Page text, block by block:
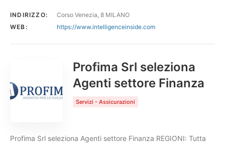
INDIRIZZO:
Corso Venezia, 8 MILANO
WEB:
https://www.intelligenceinside.com
Profima Srl seleziona
Agenti settore Finanza
Servizi - Assicurazioni
Profima Srl seleziona Agenti settore Finanza REGIONI: Tutta